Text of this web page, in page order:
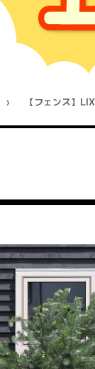
【フェンス】